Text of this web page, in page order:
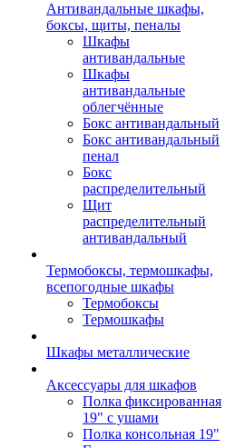
Антивандальные шкафы,
боксы, щиты, пеналы
Шкафы
антивандальные
Шкафы
антивандальные
облегчённые
Бокс антивандальный
Бокс антивандальный
пенал
Бокс
распределительный
Щит
распределительный
антивандальный
Термобоксы, термошкафы,
всепогодные шкафы
Термобоксы
Термошкафы
Шкафы металлические
Аксессуары для шкафов
Полка фиксированная
19" с ушами
Полка консольная 19"